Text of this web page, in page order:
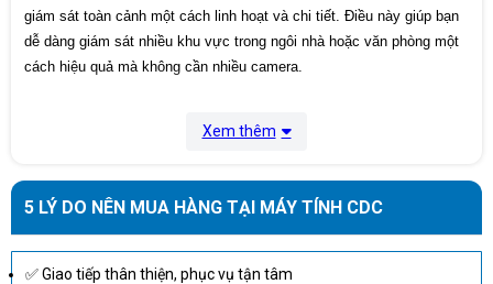
giám sát toàn cảnh một cách linh hoạt và chi tiết. Điều này giúp bạn
dễ dàng giám sát nhiều khu vực trong ngôi nhà hoặc văn phòng một
cách hiệu quả mà không cần nhiều camera.
Xem thêm
5 LÝ DO NÊN MUA HÀNG TẠI MÁY TÍNH CDC
✅ Giao tiếp thân thiện, phục vụ tận tâm